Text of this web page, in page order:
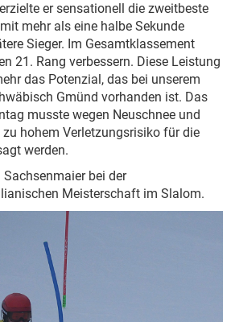
er sensationell die zweitbeste
mehr als eine halbe Sekunde
Sieger. Im Gesamtklassement
21. Rang verbessern. Diese Leistung
das Potenzial, das bei unserem
Gmünd vorhanden ist. Das
musste wegen Neuschnee und
hohem Verletzungsrisiko für die
werden.
bei der
Meisterschaft im Slalom.